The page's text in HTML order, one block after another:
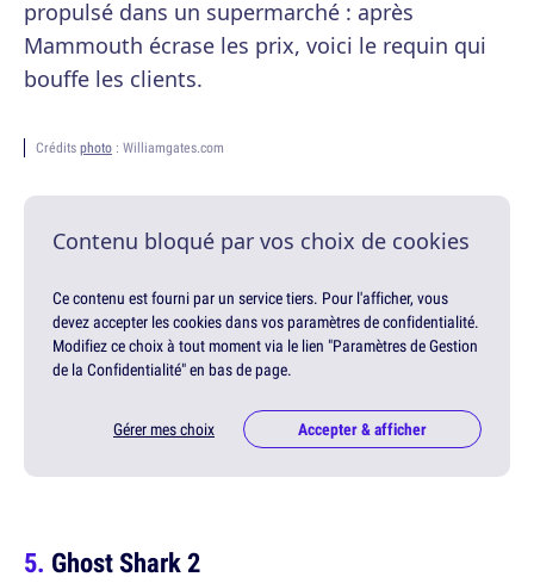
propulsé dans un supermarché : après
Mammouth écrase les prix, voici le requin qui
bouffe les clients.
Crédits photo : Williamgates.com
Contenu bloqué par vos choix de cookies
Ce contenu est fourni par un service tiers. Pour l'afficher, vous
devez accepter les cookies dans vos paramètres de confidentialité.
Modifiez ce choix à tout moment via le lien "Paramètres de Gestion
de la Confidentialité" en bas de page.
Gérer mes choix Accepter & afficher
Ghost Shark 2